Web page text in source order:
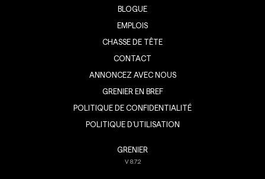
BLOGUE
EMPLOIS
CHASSE DE TÊTE
CONTACT
ANNONCEZ AVEC NOUS
GRENIER EN BREF
POLITIQUE DE CONFIDENTIALITÉ
POLITIQUE D’UTILISATION
GRENIER
V8.7.2